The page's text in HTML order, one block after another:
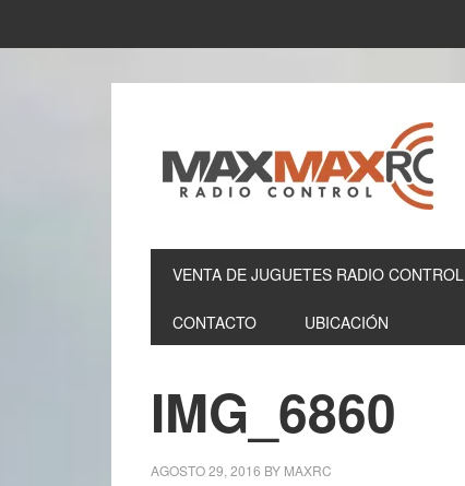
VENTA DE JUGUETES RADIO CONTROL
CONTACTO UBICACIÓN
IMG_6860
AGOSTO 29, 2016 BY MAXRC